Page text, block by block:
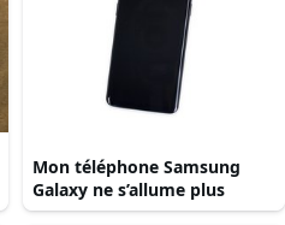
Mon téléphone Samsung
Galaxy ne s’allume plus